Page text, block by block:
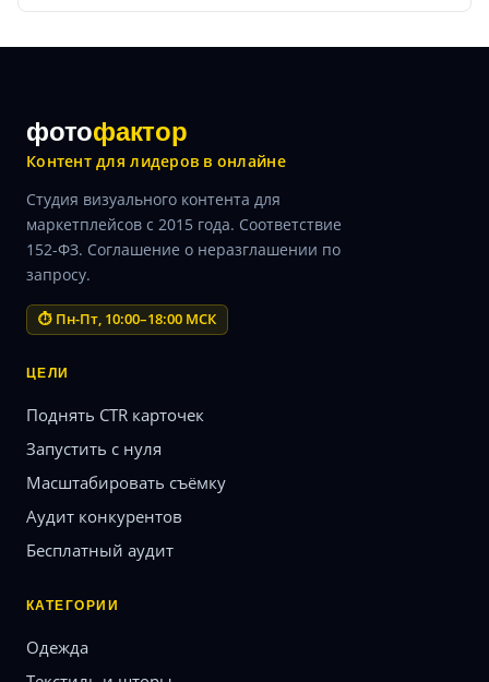
фотофактор
Контент для лидеров в онлайне
Студия визуального контента для
маркетплейсов с 2015 года. Соответствие
152-ФЗ. Соглашение о неразглашении по
запросу.
⏱ Пн-Пт, 10:00–18:00 МСК
ЦЕЛИ
Поднять CTR карточек
Запустить с нуля
Масштабировать съёмку
Аудит конкурентов
Бесплатный аудит
КАТЕГОРИИ
Одежда